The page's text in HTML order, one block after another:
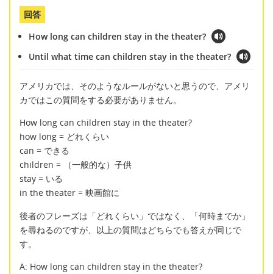
回答
How long can children stay in the theater?
Until what time can children stay in the theater?
アメリカでは、そのようなルールがないと思うので、アメリ
カではこの質問をする必要がありません。
How long can children stay in the theater?
how long = どれくらい
can = できる
children = （一般的な）子供
stay = いる
in the theater = 映画館に
後者のフレーズは「どれくらい」ではなく、「何時までか」
を尋ねるのですが、以上の質問はどちらでも答えが同じで
す。
A: How long can children stay in the theater?